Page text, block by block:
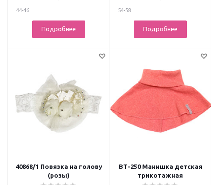
44-46
Подробнее
54-58
Подробнее
40868/1 Повязка на голову
(розы)
ВТ-250 Манишка детская
трикотажная